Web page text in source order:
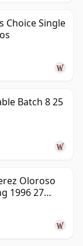
Choice Single
Batch 8 25
Oloroso
1996 27